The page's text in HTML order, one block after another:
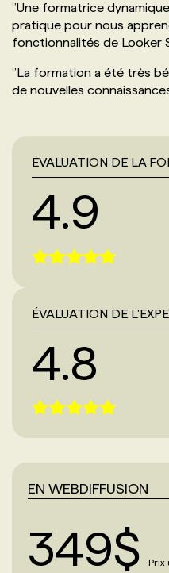
’’Une formatrice
pratique pour nous
fonctionnalités de Looker
’’La formation a été très
de nouvelles
ÉVALUATION DE LA
4.9
ÉVALUATION DE
4.8
EN WEBDIFFUSION
349$ Prix